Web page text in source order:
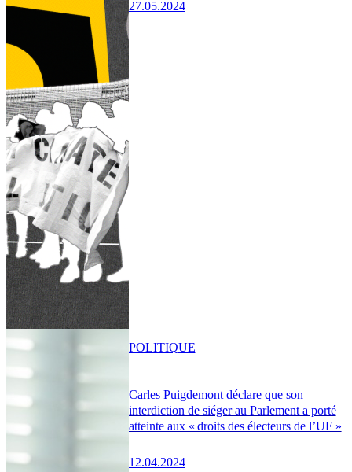
27.05.2024
Carles Puigdemont déclare que son
interdiction de siéger au Parlement a porté
atteinte aux « droits des électeurs de l’UE »
12.04.2024
POLITIQUE